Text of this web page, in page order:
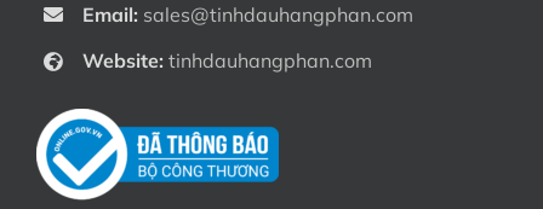
Email: sales@tinhdauhangphan.com
Website: tinhdauhangphan.com